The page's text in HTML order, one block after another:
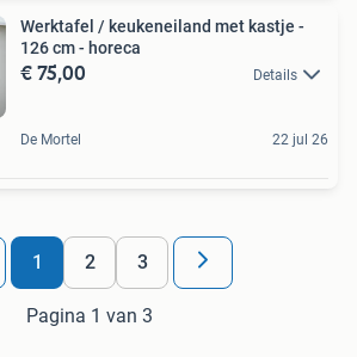
Werktafel / keukeneiland met kastje -
126 cm - horeca
€ 75,00 Details
De Mortel 22 jul 26
1 2 3
Pagina 1 van 3